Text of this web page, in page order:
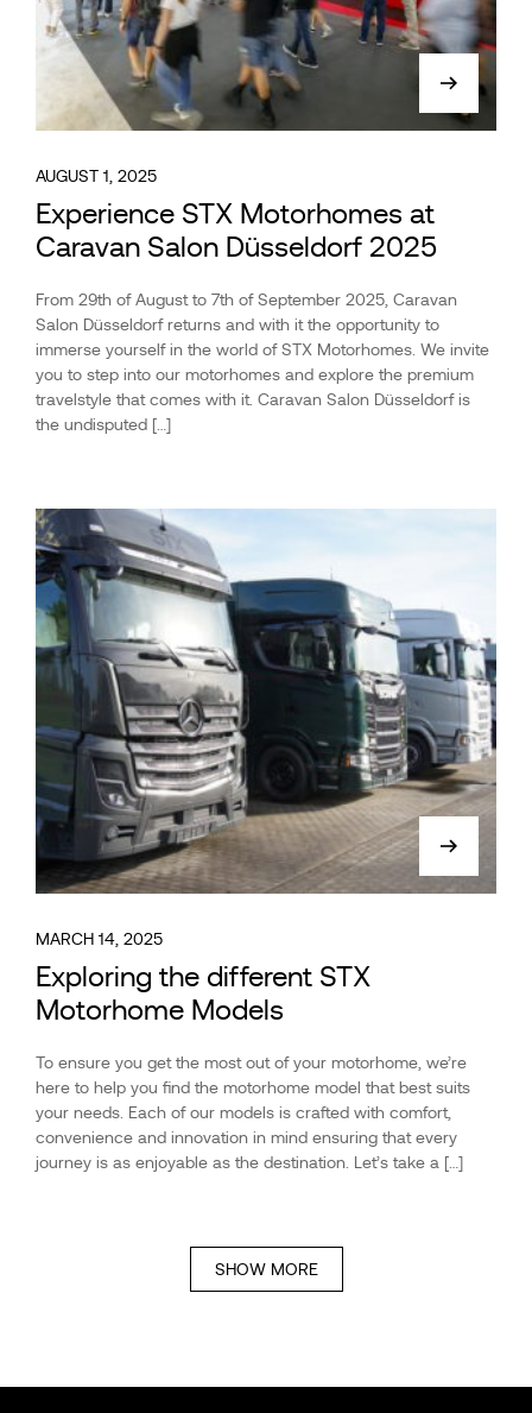
AUGUST 1, 2025
Experience STX Motorhomes at
Caravan Salon Düsseldorf 2025
From 29th of August to 7th of September 2025, Caravan
Salon Düsseldorf returns and with it the opportunity to
immerse yourself in the world of STX Motorhomes. We invite
you to step into our motorhomes and explore the premium
travelstyle that comes with it. Caravan Salon Düsseldorf is
the undisputed […]
MARCH 14, 2025
Exploring the different STX
Motorhome Models
To ensure you get the most out of your motorhome, we’re
here to help you find the motorhome model that best suits
your needs. Each of our models is crafted with comfort,
convenience and innovation in mind ensuring that every
journey is as enjoyable as the destination. Let’s take a […]
SHOW MORE